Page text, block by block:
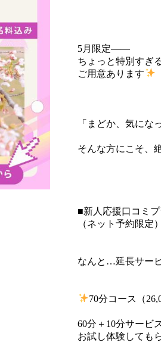
5月限定――
ちょっと特別すぎ
ご用意あります
「まどか、気にな
そんな方にこそ、
■新人応援口コミ
（ネット予約限定）
なんと…延長サー
70分コース（
60分＋10分サービ
お試し体験しても